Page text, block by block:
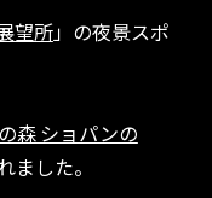
望所」の夜景スポ
森 ショパンの
ました。